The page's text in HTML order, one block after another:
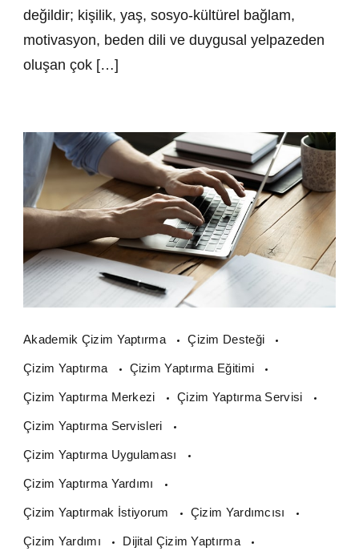
değildir; kişilik, yaş, sosyo-kültürel bağlam,
motivasyon, beden dili ve duygusal yelpazeden
oluşan çok […]
Akademik Çizim Yaptırma Çizim Desteği
Çizim Yaptırma Çizim Yaptırma Eğitimi
Çizim Yaptırma Merkezi Çizim Yaptırma Servisi
Çizim Yaptırma Servisleri
Çizim Yaptırma Uygulaması
Çizim Yaptırma Yardımı
Çizim Yaptırmak İstiyorum Çizim Yardımcısı
Çizim Yardımı Dijital Çizim Yaptırma